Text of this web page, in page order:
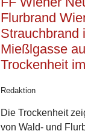
Flurbrand
Strauchbrand
Mießlgasse
Trockenheit
Redaktion
Die Trockenheit
von Wald- und